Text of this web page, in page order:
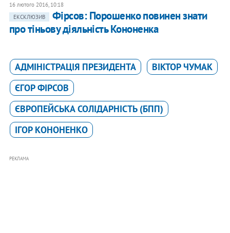
16 лютого 2016, 10:18
ЕКСКЛЮЗИВ
Фірсов: Порошенко повинен знати
про тіньову діяльність Кононенка
АДМІНІСТРАЦІЯ ПРЕЗИДЕНТА
ВІКТОР ЧУМАК
ЄГОР ФІРСОВ
ЄВРОПЕЙСЬКА СОЛІДАРНІСТЬ (БПП)
ІГОР КОНОНЕНКО
РЕКЛАМА